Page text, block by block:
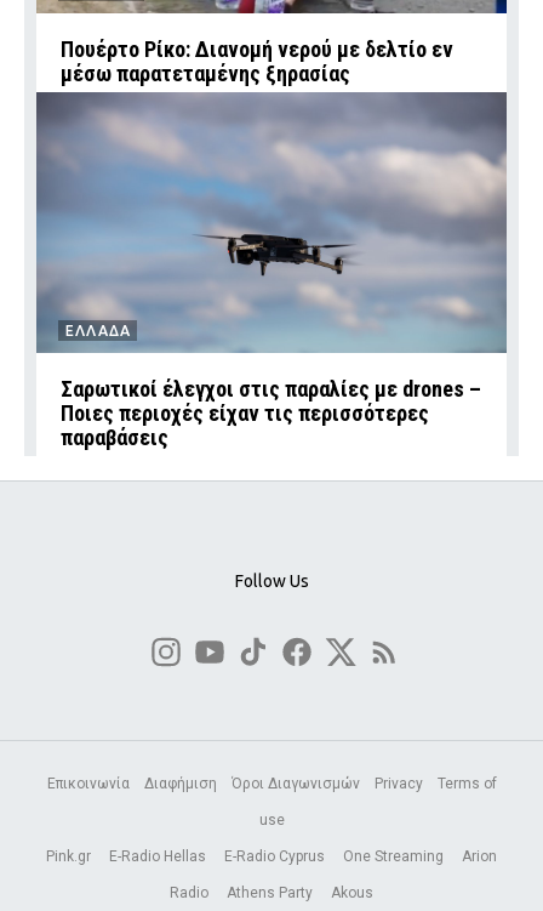
Πουέρτο Ρίκο: Διανομή νερού με δελτίο εν
μέσω παρατεταμένης ξηρασίας
ΕΛΛΑΔΑ
Σαρωτικοί έλεγχοι στις παραλίες με drones –
Ποιες περιοχές είχαν τις περισσότερες
παραβάσεις
Follow Us
Επικοινωνία Διαφήμιση Όροι Διαγωνισμών Privacy Terms of
use
Pink.gr E-Radio Hellas E-Radio Cyprus One Streaming Arion
Radio Athens Party Akous